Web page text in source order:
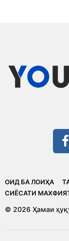
ОИД БА ЛОИҲА
CИЁСАТИ
© 2026 Ҳамаи